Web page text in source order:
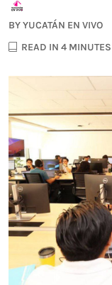
BYYUCATÁN EN VIVO
READ IN 4 MINUTES